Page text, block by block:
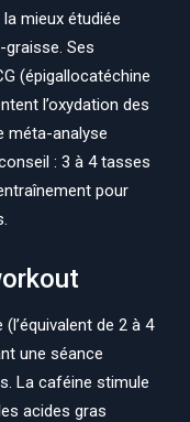
mieux étudiée
Ses
(épigallocatéchine
l’oxydation des
méta-analyse
: 3 à 4 tasses
pour
de 2 à 4
une séance
La caféine stimule
acides gras